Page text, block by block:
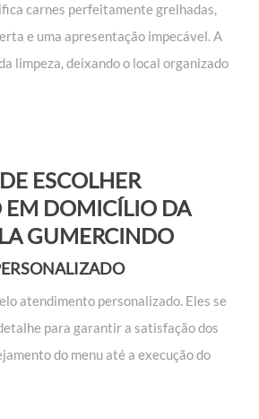
carnes perfeitamente grelhadas,
e uma apresentação impecável. A
limpeza, deixando o local organizado
ESCOLHER
EM DOMICÍLIO DA
GUMERCINDO
atendimento personalizado. Eles se
para garantir a satisfação dos
do menu até a execução do